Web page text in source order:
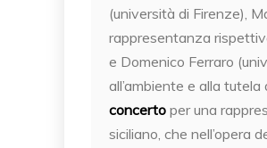
(università di Firenze),
rappresentanza
e Domenico Ferraro
all’ambiente e alla
concerto per una
siciliano, che nell’opera